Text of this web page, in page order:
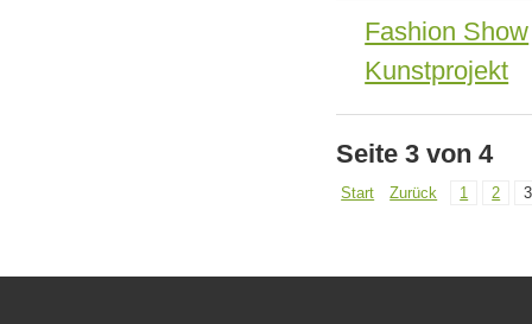
Fashion Show
Kunstprojekt
Seite 3 von 4
Start Zurück 1 2 3